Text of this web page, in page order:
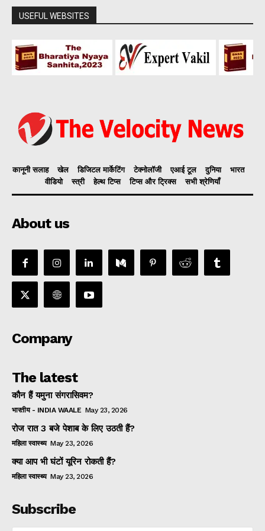
USEFUL WEBSITES
कानूनी सलाह खेल डिजिटल मार्केटिंग टेक्नोलॉजी एआई टूल दुनिया
भारत
वीडियो
स्त्री हेल्थ टिप्स टिप्स और ट्रिक्स सभी श्रेणियाँ
About us
Company
The latest
कौन हैं यमुना संगरासिवम?
भारतीय - INDIA WAALE May 23, 2026
रोज रात 3 बजे पेशाब के लिए उठती हैं?
महिला स्वास्थ्य May 23, 2026
क्या आप भी घंटों यूरिन रोकती हैं?
महिला स्वास्थ्य May 23, 2026
Subscribe